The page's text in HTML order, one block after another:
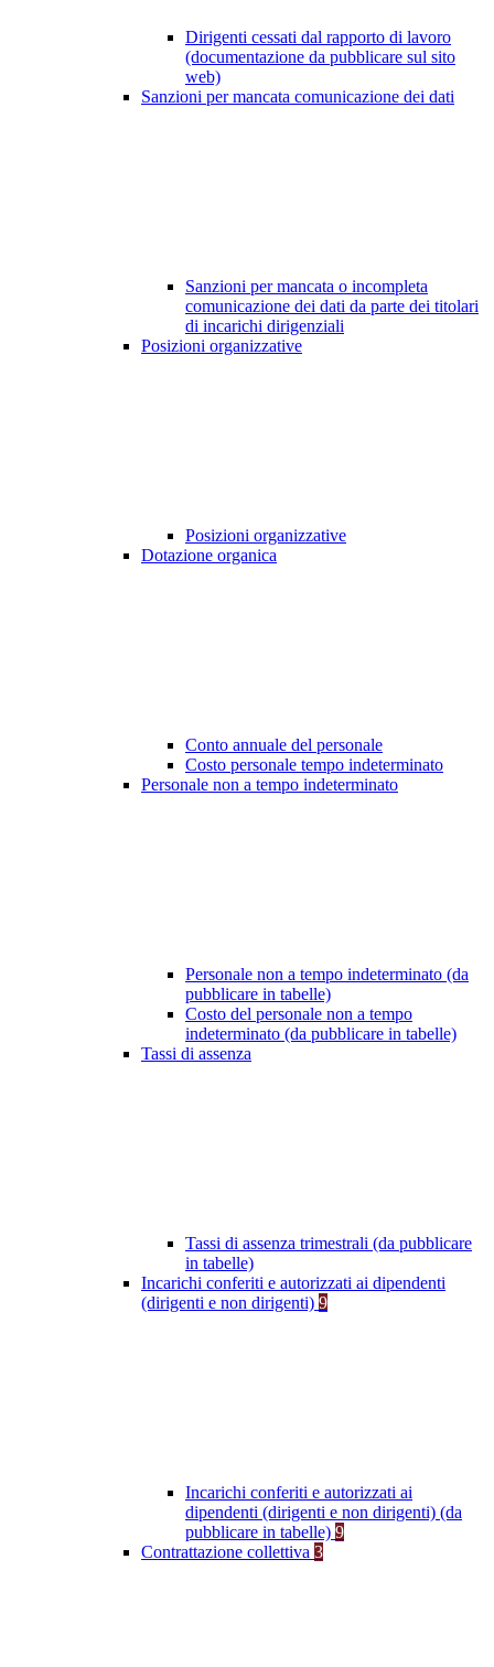
Dirigenti cessati dal rapporto di lavoro
(documentazione da pubblicare sul sito
web)
Sanzioni per mancata comunicazione dei dati
Sanzioni per mancata o incompleta
comunicazione dei dati da parte dei titolari
di incarichi dirigenziali
Posizioni organizzative
Posizioni organizzative
Dotazione organica
Conto annuale del personale
Costo personale tempo indeterminato
Personale non a tempo indeterminato
Personale non a tempo indeterminato (da
pubblicare in tabelle)
Costo del personale non a tempo
indeterminato (da pubblicare in tabelle)
Tassi di assenza
Tassi di assenza trimestrali (da pubblicare
in tabelle)
Incarichi conferiti e autorizzati ai dipendenti
(dirigenti e non dirigenti) 9
Incarichi conferiti e autorizzati ai
dipendenti (dirigenti e non dirigenti) (da
pubblicare in tabelle) 9
Contrattazione collettiva 3